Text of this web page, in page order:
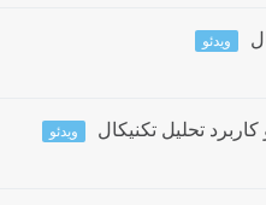
ویدئو
کاربرد تحلیل تکنیکال ویدئو